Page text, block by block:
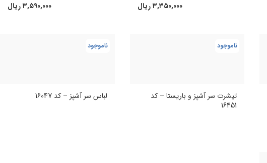
۳,۳۵۰,۰۰۰ریال
۳,۵۹۰,۰۰۰ریال
ناموجود
تیشرت سر آشپز و باریستا – کد
16451
ناموجود
لباس سر آشپز – کد 16047